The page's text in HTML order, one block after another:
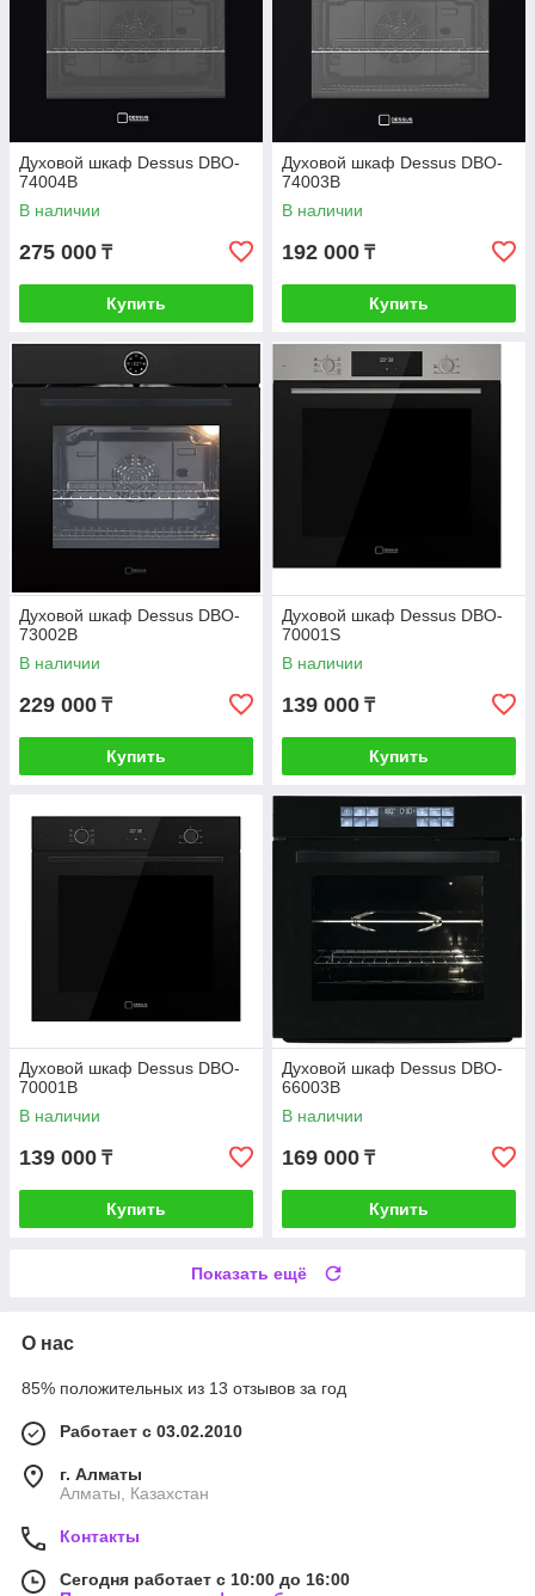
Духовой шкаф Dessus DBO-
74004B
В наличии
275 000 ₸
Купить
Духовой шкаф Dessus DBO-
74003B
В наличии
192 000 ₸
Купить
Духовой шкаф Dessus DBO-
73002B
В наличии
229 000 ₸
Купить
Духовой шкаф Dessus DBO-
70001S
В наличии
139 000 ₸
Купить
Духовой шкаф Dessus DBO-
70001B
В наличии
139 000 ₸
Купить
Духовой шкаф Dessus DBO-
66003B
В наличии
169 000 ₸
Купить
Показать ещё
О нас
85% положительных из 13 отзывов за год
Работает с 03.02.2010
г. Алматы
Алматы, Казахстан
Контакты
Сегодня работает с 10:00 до 16:00